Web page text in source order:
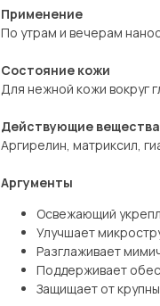
Применение
По утрам и вечерам
Состояние кожи
Для нежной кожи вокруг
Действующие вещества
Аргирелин, матриксил,
Аргументы
Освежающий
Улучшает
Разглаживает
Поддерживает
Защищает от